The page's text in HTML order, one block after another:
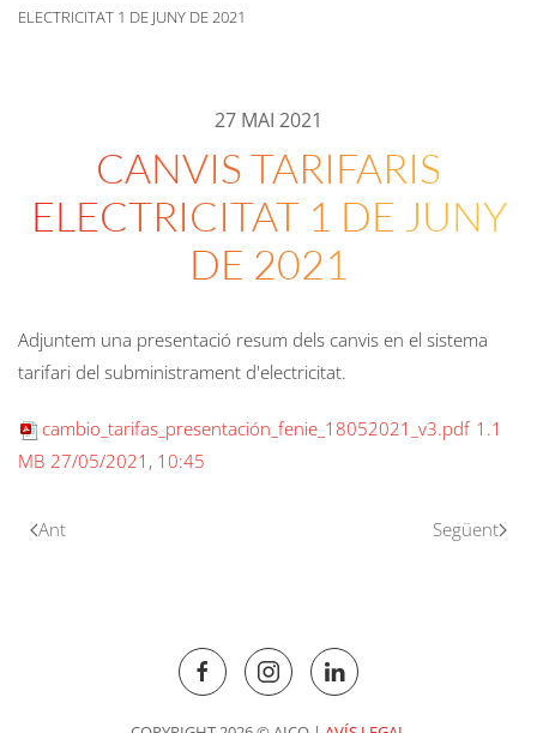
ELECTRICITAT 1 DE JUNY DE 2021
27 MAI 2021
CANVIS TARIFARIS
ELECTRICITAT 1 DE JUNY
DE 2021
Adjuntem una presentació resum dels canvis en el sistema
tarifari del subministrament d'electricitat.
cambio_tarifas_presentación_fenie_18052021_v3.pdf 1.1
MB 27/05/2021, 10:45
Ant Següent